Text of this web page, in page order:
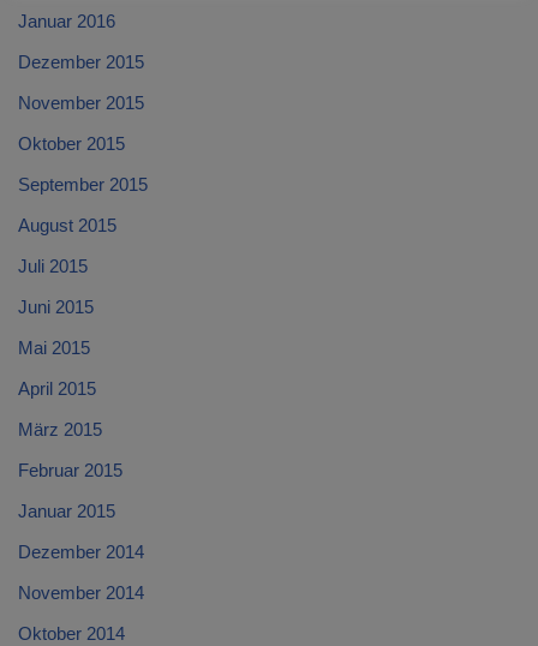
Januar 2016
Dezember 2015
November 2015
Oktober 2015
September 2015
August 2015
Juli 2015
Juni 2015
Mai 2015
April 2015
März 2015
Februar 2015
Januar 2015
Dezember 2014
November 2014
Oktober 2014